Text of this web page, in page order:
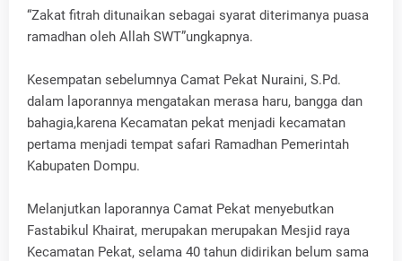
“Zakat fitrah ditunaikan sebagai syarat diterimanya puasa
ramadhan oleh Allah SWT”ungkapnya.
Kesempatan sebelumnya Camat Pekat Nuraini, S.Pd.
dalam laporannya mengatakan merasa haru, bangga dan
bahagia,karena Kecamatan pekat menjadi kecamatan
pertama menjadi tempat safari Ramadhan Pemerintah
Kabupaten Dompu.
Melanjutkan laporannya Camat Pekat menyebutkan
Fastabikul Khairat, merupakan merupakan Mesjid raya
Kecamatan Pekat, selama 40 tahun didirikan belum sama